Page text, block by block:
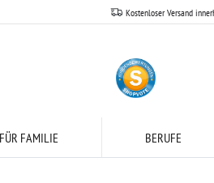
Kostenloser Versand
FÜR FAMILIE BERUFE
die stolze Mama einer fantastischen Tochter